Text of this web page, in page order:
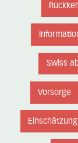
Swiss
Vorsorge
Einschätzung